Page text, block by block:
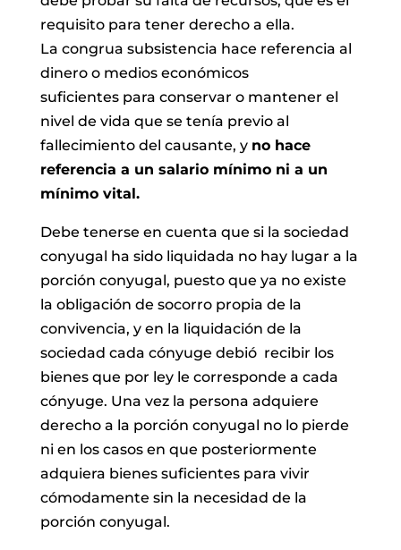
requisito para tener derecho a ella.
La congrua subsistencia hace referencia al
dinero o medios económicos
suficientes para conservar o mantener el
nivel de vida que se tenía previo al
fallecimiento del causante, y no hace
referencia a un salario mínimo ni a un
mínimo vital.
Debe tenerse en cuenta que si la sociedad
conyugal ha sido liquidada no hay lugar a la
porción conyugal, puesto que ya no existe
la obligación de socorro propia de la
convivencia, y en la liquidación de la
sociedad cada cónyuge debió recibir los
bienes que por ley le corresponde a cada
cónyuge. Una vez la persona adquiere
derecho a la porción conyugal no lo pierde
ni en los casos en que posteriormente
adquiera bienes suficientes para vivir
cómodamente sin la necesidad de la
porción conyugal.